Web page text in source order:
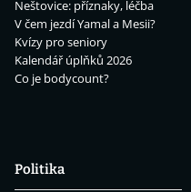
Neštovice: příznaky, léčba
V čem jezdí Yamal a Mesii?
Kvízy pro seniory
Kalendář úplňků 2026
Co je bodycount?
Politika